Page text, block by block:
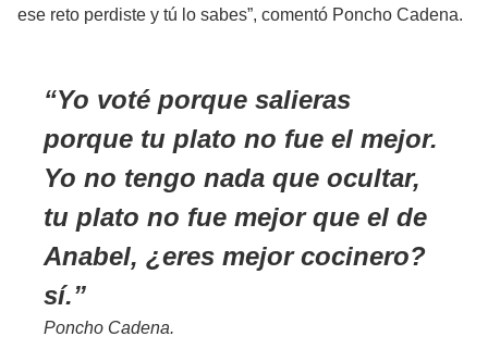
ese reto perdiste y tú lo sabes”, comentó Poncho Cadena.
Yo voté porque salieras
porque tu plato no fue el mejor.
Yo no tengo nada que ocultar,
tu plato no fue mejor que el de
Anabel, ¿eres mejor cocinero?
sí.
Poncho Cadena.